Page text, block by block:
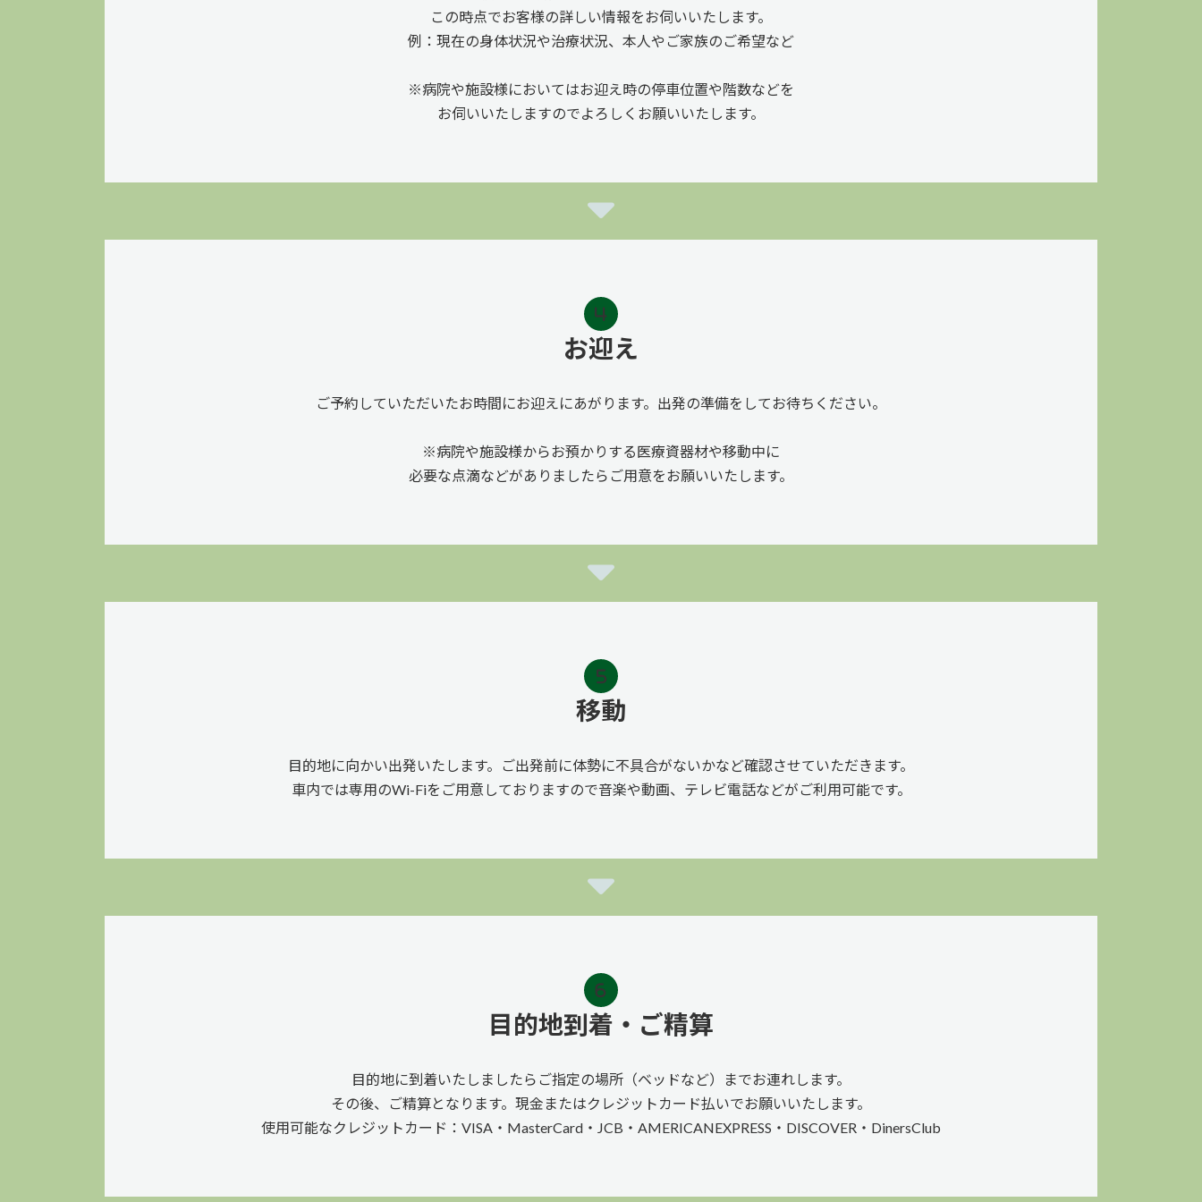
この時点でお客様の詳しい情報をお伺いいたします。
例：現在の身体状況や治療状況、本人やご家族のご希望など
※病院や施設様においてはお迎え時の停車位置や階数などを
お伺いいたしますのでよろしくお願いいたします。
お迎え
ご予約していただいたお時間にお迎えにあがります。出発の準備をしてお待ちください。
※病院や施設様からお預かりする医療資器材や移動中に
必要な点滴などがありましたらご用意をお願いいたします。
移動
目的地に向かい出発いたします。ご出発前に体勢に不具合がないかなど確認させていただきます。
車内では専用のWi-Fiをご用意しておりますので音楽や動画、テレビ電話などがご利用可能です。
目的地到着・ご精算
目的地に到着いたしましたらご指定の場所（ベッドなど）までお連れします。
その後、ご精算となります。現金またはクレジットカード払いでお願いいたします。
使用可能なクレジットカード：VISA・MasterCard・JCB・AMERICANEXPRESS・DISCOVER・DinersClub